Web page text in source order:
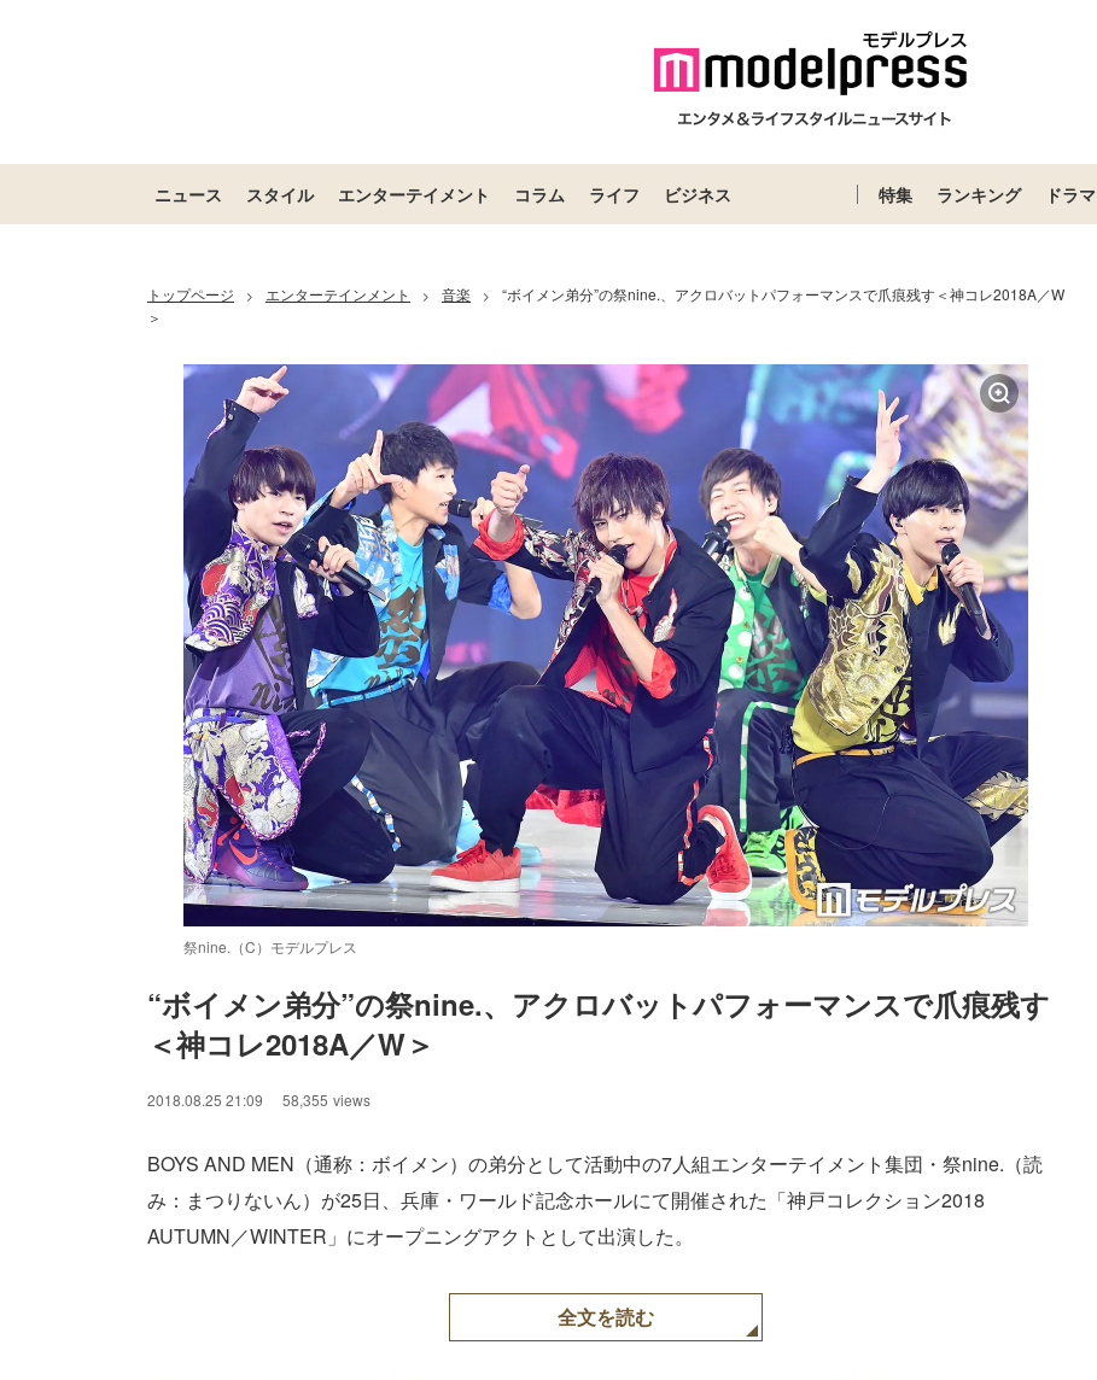
ニュース スタイル エンターテイメント コラム ライフ ビジネス 特集 ランキング ドラマ
トップページ > エンターテインメント > 音楽 >
“ボイメン弟分”の祭nine.、アクロバットパフォーマンスで爪痕残す＜神コレ2018A／W
＞
祭nine.（C）モデルプレス
“ボイメン弟分”の祭nine.、アクロバットパフォーマンスで爪痕残す
＜神コレ2018A／W＞
2018.08.25 21:09 58,355 views
BOYS AND MEN（通称：ボイメン）の弟分として活動中の7人組エンターテイメント集団・祭nine.（読
み：まつりないん）が25日、兵庫・ワールド記念ホールにて開催された「神戸コレクション2018
AUTUMN／WINTER」にオープニングアクトとして出演した。
全文を読む